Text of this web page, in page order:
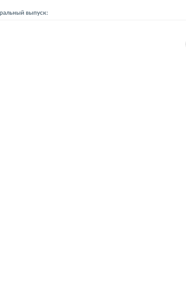
выпуск: